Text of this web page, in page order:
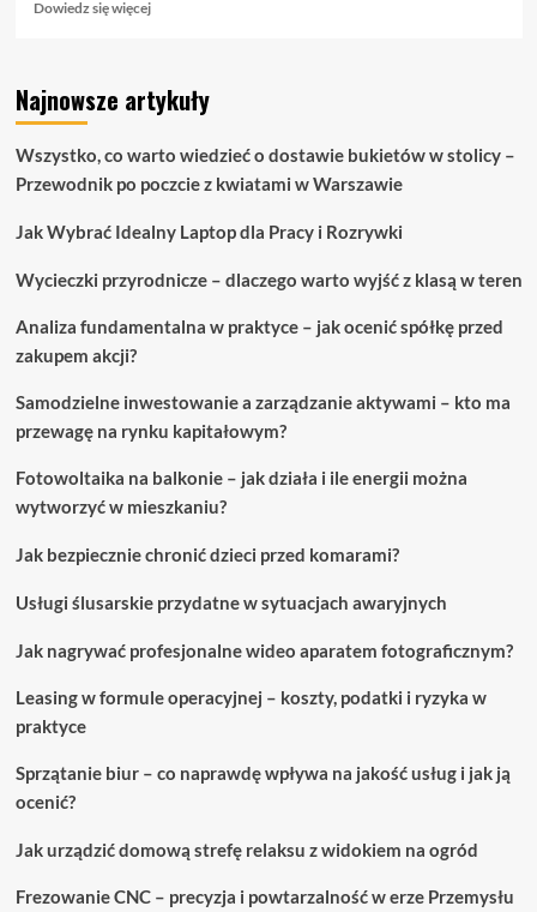
Dowiedz się więcejDowiedz
Dlaczego
warto
i
inwestować
tym
czasie
Najnowsze artykuły
Wszystko, co warto wiedzieć o dostawie bukietów w stolicy –
Przewodnik po poczcie z kwiatami w Warszawie
Jak Wybrać Idealny Laptop dla Pracy i Rozrywki
Wycieczki przyrodnicze – dlaczego warto wyjść z klasą w teren
Analiza fundamentalna w praktyce – jak ocenić spółkę przed
zakupem akcji?
Samodzielne inwestowanie a zarządzanie aktywami – kto ma
przewagę na rynku kapitałowym?
Fotowoltaika na balkonie – jak działa i ile energii można
wytworzyć w mieszkaniu?
Jak bezpiecznie chronić dzieci przed komarami?
Usługi ślusarskie przydatne w sytuacjach awaryjnych
Jak nagrywać profesjonalne wideo aparatem fotograficznym?
Leasing w formule operacyjnej – koszty, podatki i ryzyka w
praktyce
Sprzątanie biur – co naprawdę wpływa na jakość usług i jak ją
ocenić?
Jak urządzić domową strefę relaksu z widokiem na ogród
Frezowanie CNC – precyzja i powtarzalność w erze Przemysłu